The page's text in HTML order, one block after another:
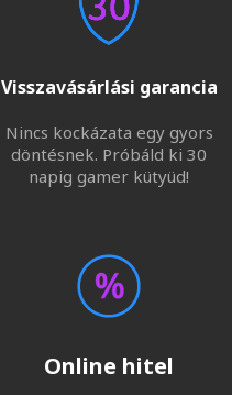
Visszavásárlási garancia
Nincs kockázata egy gyors
döntésnek. Próbáld ki 30
napig gamer kütyüd!
Online hitel